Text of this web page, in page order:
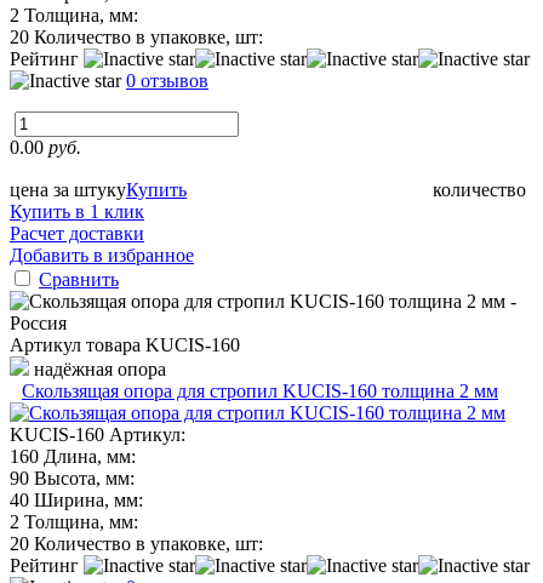
2 Толщина, мм:
20 Количество в упаковке, шт:
Рейтинг
0 отзывов
0.00 руб.
цена за штуку количество
Купить
Купить в 1 клик
Расчет доставки
Добавить в избранное
Сравнить
Артикул товара KUCIS-160
надёжная опора
Скользящая опора для стропил KUCIS-160 толщина 2 мм
KUCIS-160 Артикул:
160 Длина, мм:
90 Высота, мм:
40 Ширина, мм:
2 Толщина, мм:
20 Количество в упаковке, шт:
Рейтинг